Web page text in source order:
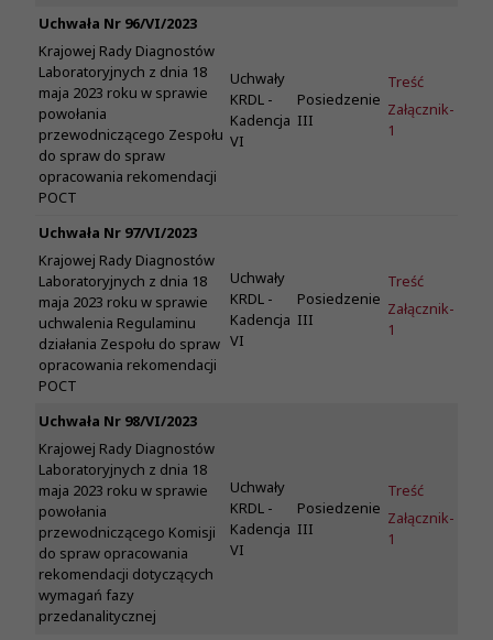
Uchwała Nr 96/VI/2023
Krajowej Rady Diagnostów
Laboratoryjnych z dnia 18
maja 2023 roku w sprawie
powołania
przewodniczącego Zespołu
do spraw do spraw
opracowania rekomendacji
POCT
Uchwały
KRDL -
Kadencja
VI
Posiedzenie
III
Treść
Załącznik-
1
Uchwała Nr 97/VI/2023
Krajowej Rady Diagnostów
Laboratoryjnych z dnia 18
maja 2023 roku w sprawie
uchwalenia Regulaminu
działania Zespołu do spraw
opracowania rekomendacji
POCT
Uchwały
KRDL -
Kadencja
VI
Posiedzenie
III
Treść
Załącznik-
1
Uchwała Nr 98/VI/2023
Krajowej Rady Diagnostów
Laboratoryjnych z dnia 18
maja 2023 roku w sprawie
powołania
przewodniczącego Komisji
do spraw opracowania
rekomendacji dotyczących
wymagań fazy
przedanalitycznej
Uchwały
KRDL -
Kadencja
VI
Posiedzenie
III
Treść
Załącznik-
1